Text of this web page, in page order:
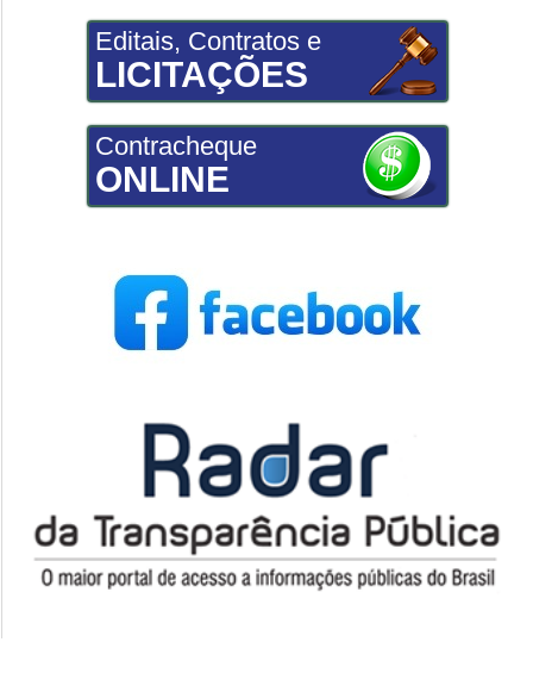
Editais, Contratos e
LICITAÇÕES
Contracheque
ONLINE